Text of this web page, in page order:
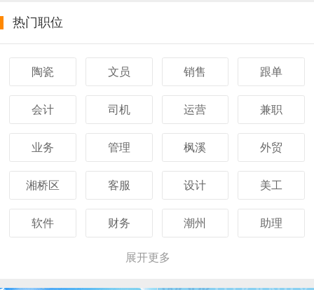
热门职位
陶瓷 文员 销售 跟单
会计 司机 运营 兼职
业务 管理 枫溪 外贸
湘桥区 客服 设计 美工
软件 财务 潮州 助理
展开更多